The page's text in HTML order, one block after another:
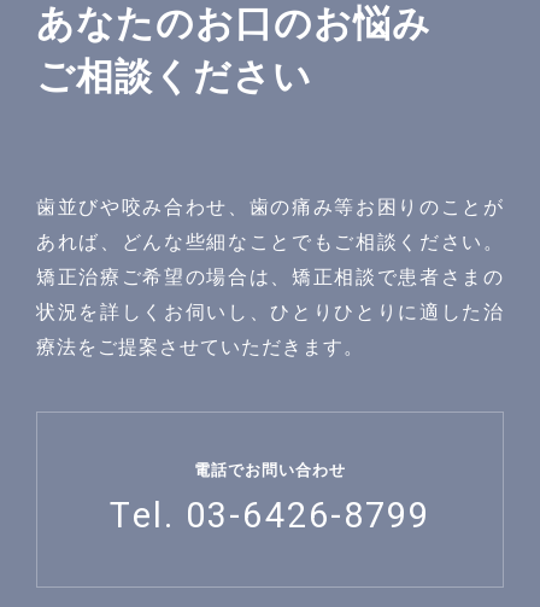
詳しいアクセスを見る
無料相談予約
プライバシーポリシー
問診票
あなたのお口のお悩み
ご相談ください
歯並びや咬み合わせ、歯の痛み等お困りのことが
あれば、どんな些細なことでもご相談ください。
矯正治療ご希望の場合は、矯正相談で患者さまの
状況を詳しくお伺いし、ひとりひとりに適した治
療法をご提案させていただきます。
電話でお問い合わせ
Tel. 03-6426-8799